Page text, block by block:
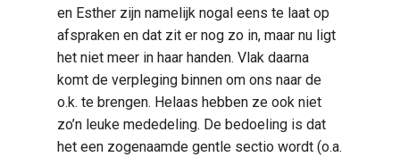
en Esther zijn namelijk nogal eens te laat op
afspraken en dat zit er nog zo in, maar nu ligt
het niet meer in haar handen. Vlak daarna
komt de verpleging binnen om ons naar de
o.k. te brengen. Helaas hebben ze ook niet
zo’n leuke mededeling. De bedoeling is dat
het een zogenaamde gentle sectio wordt (o.a.